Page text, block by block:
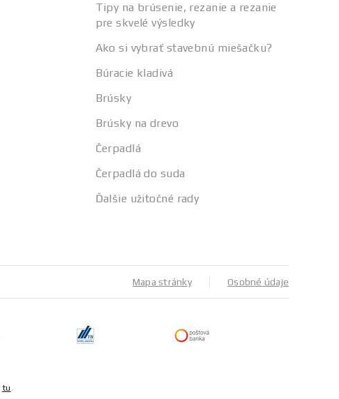
Tipy na brúsenie, rezanie a rezanie
pre skvelé výsledky
Ako si vybrať stavebnú miešačku?
Búracie kladivá
Brúsky
Brúsky na drevo
Čerpadlá
Čerpadlá do suda
Ďalšie užitočné rady
Mapa stránky Osobné údaje
tu .